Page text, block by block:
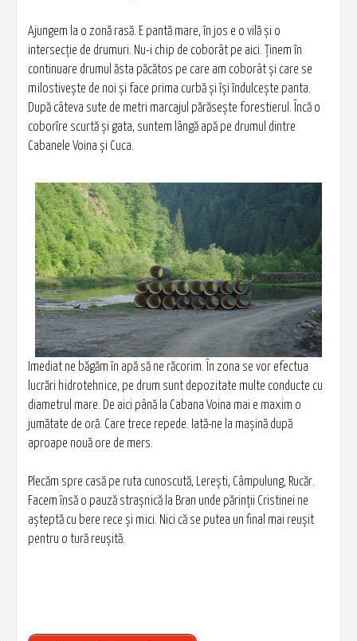
Ajungem la o zonă rasă. E pantă mare, în jos e o vilă şi o
intersecţie de drumuri. Nu-i chip de coborât pe aici. Ţinem în
continuare drumul ăsta păcătos pe care am coborât şi care se
milostiveşte de noi şi face prima curbă şi îşi îndulceşte panta.
După câteva sute de metri marcajul părăseşte forestierul. Încă o
coborîre scurtă şi gata, suntem lângă apă pe drumul dintre
Cabanele Voina şi Cuca.
Imediat ne băgăm în apă să ne răcorim. În zona se vor efectua
lucrări hidrotehnice, pe drum sunt depozitate multe conducte cu
diametrul mare. De aici până la Cabana Voina mai e maxim o
jumătate de oră. Care trece repede. Iată-ne la maşină după
aproape nouă ore de mers.
Plecăm spre casă pe ruta cunoscută, Lereşti, Câmpulung, Rucăr.
Facem însă o pauză straşnică la Bran unde părinţii Cristinei ne
așteptă cu bere rece şi mici. Nici că se putea un final mai reuşit
pentru o tură reuşită.